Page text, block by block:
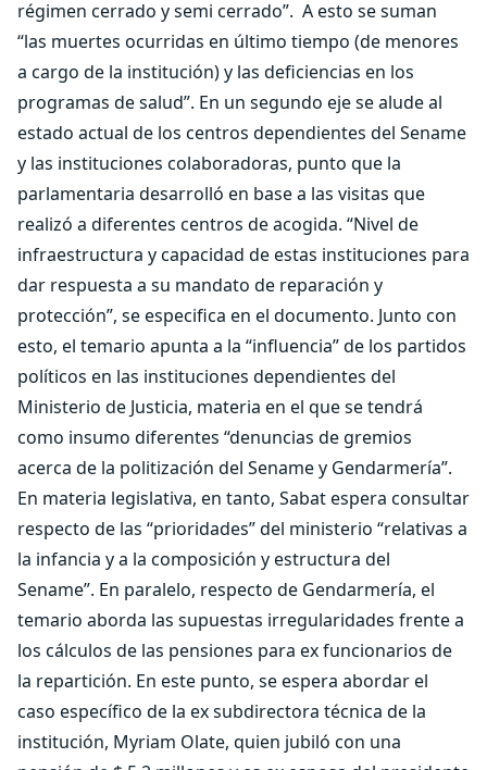
régimen cerrado y semi cerrado”. A esto se suman
“las muertes ocurridas en último tiempo (de menores
a cargo de la institución) y las deficiencias en los
programas de salud”. En un segundo eje se alude al
estado actual de los centros dependientes del Sename
y las instituciones colaboradoras, punto que la
parlamentaria desarrolló en base a las visitas que
realizó a diferentes centros de acogida. “Nivel de
infraestructura y capacidad de estas instituciones para
dar respuesta a su mandato de reparación y
protección”, se especifica en el documento. Junto con
esto, el temario apunta a la “influencia” de los partidos
políticos en las instituciones dependientes del
Ministerio de Justicia, materia en el que se tendrá
como insumo diferentes “denuncias de gremios
acerca de la politización del Sename y Gendarmería”.
En materia legislativa, en tanto, Sabat espera consultar
respecto de las “prioridades” del ministerio “relativas a
la infancia y a la composición y estructura del
Sename”. En paralelo, respecto de Gendarmería, el
temario aborda las supuestas irregularidades frente a
los cálculos de las pensiones para ex funcionarios de
la repartición. En este punto, se espera abordar el
caso específico de la ex subdirectora técnica de la
institución, Myriam Olate, quien jubiló con una